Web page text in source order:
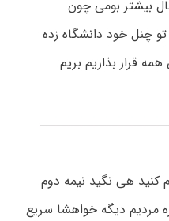
زده امسال بیشتر بومی چون
تو چنل خود دانشگاه زده
قرار بذاریم بریم
کنید هی نگید نیمه دوم
مردیم دیگه خواهشا سریع